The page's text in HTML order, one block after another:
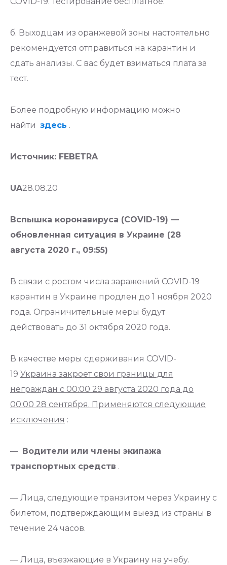
б. Выходцам из оранжевой зоны настоятельно
рекомендуется отправиться на карантин и
сдать анализы. С вас будет взиматься плата за
тест.
Более подробную информацию можно
найти здесь .
Источник: FEBETRA
UA28.08.20
Вспышка коронавируса (COVID-19) —
обновленная ситуация в Украине (28
августа 2020 г., 09:55)
В связи с ростом числа заражений COVID-19
карантин в Украине продлен до 1 ноября 2020
года. Ограничительные меры будут
действовать до 31 октября 2020 года.
В качестве меры сдерживания COVID-
19 Украина закроет свои границы для
неграждан с 00:00 29 августа 2020 года до
00:00 28 сентября. Применяются следующие
исключения :
— Водители или члены экипажа
транспортных средств .
— Лица, следующие транзитом через Украину с
билетом, подтверждающим выезд из страны в
течение 24 часов.
— Лица, въезжающие в Украину на учебу.